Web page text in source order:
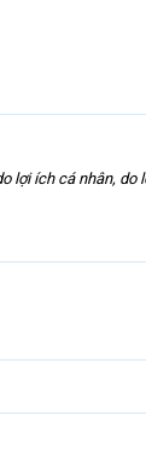
ích cá nhân,